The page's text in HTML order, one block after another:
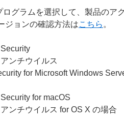
ログラムを選択して、製品のア
ジョンの確認方法はこちら 。
ンチウイルス
for Microsoft Windows
for macOS
ンチウイルス for OS X の場合